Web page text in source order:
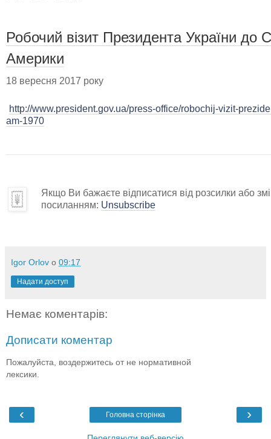
Робочий візит Президента України до
Америки
18 вересня 2017 року
http://www.president.gov.ua/press-office/robochij-vizit-
am-1970
Якщо Ви бажаєте відписатися від розсилки або
посиланням: Unsubscribe
Igor Orlov о 09:17
Надати доступ
Немає коментарів:
Дописати коментар
Пожалуйста, воздержитесь от не нормативной
лексики.
‹ ›
Головна сторінка